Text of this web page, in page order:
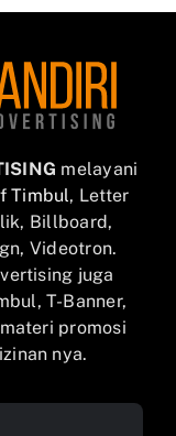
melayani
Timbul, Letter
Billboard,
Videotron.
juga
T-Banner,
promosi
nya.